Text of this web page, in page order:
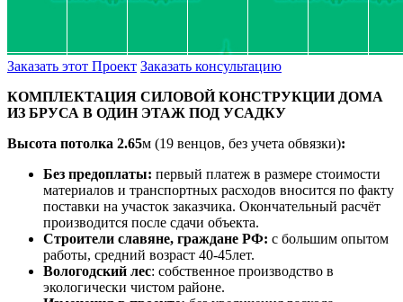
Заказать этот Проект Заказать консультацию
КОМПЛЕКТАЦИЯ СИЛОВОЙ КОНСТРУКЦИИ ДОМА
ИЗ БРУСА В ОДИН ЭТАЖ ПОД УСАДКУ
Высота потолка 2.65м (19 венцов, без учета обвязки):
Без предоплаты: первый платеж в размере стоимости
материалов и транспортных расходов вносится по факту
поставки на участок заказчика. Окончательный расчёт
производится после сдачи объекта.
Строители славяне, граждане РФ: с большим опытом
работы, средний возраст 40-45лет.
Вологодский лес: собственное производство в
экологически чистом районе.